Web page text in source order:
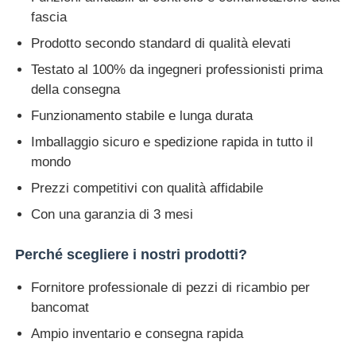
Componenti per bancomat Hitachi
Parti di BANCOMAT di GRG
Glory NMD Parti ATM
Parti per bancomat OKI
Genmega ATM Parts
Accettatore di banconote
fascia
Prodotto secondo standard di qualità elevati
Testato al 100% da ingegneri professionisti prima
della consegna
Funzionamento stabile e lunga durata
Imballaggio sicuro e spedizione rapida in tutto il
mondo
Prezzi competitivi con qualità affidabile
Con una garanzia di 3 mesi
Perché scegliere i nostri prodotti?
Fornitore professionale di pezzi di ricambio per
bancomat
Ampio inventario e consegna rapida